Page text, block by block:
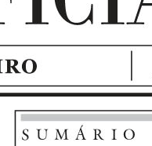
SUMÁRIO